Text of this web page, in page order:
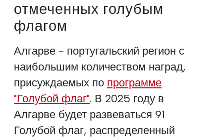
отмеченных голубым
флагом
Алгарве - португальский регион с
наибольшим количеством наград,
присуждаемых по программе
"Голубой флаг". В 2025 году в
Алгарве будет развеваться 91
Голубой флаг, распределенный